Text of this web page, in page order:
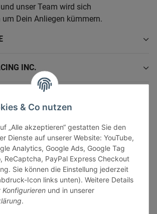
& Co nutzen
„Alle akzeptieren“ gestatten Sie den
Dienste auf unserer Website: YouTube,
Analytics, Google Ads, Google Tag
ReCaptcha, PayPal Express Checkout
Sie können die Einstellung jederzeit
Icon links unten). Weitere Details
Konfigurieren und in unserer
.
unser Team wird sich
Dein Anliegen kümmern.
INC.
Vertrag widerrufen